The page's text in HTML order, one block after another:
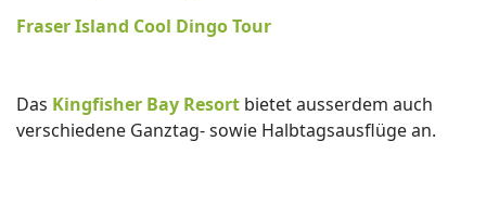
Fraser Island Cool Dingo Tour
Das Kingfisher Bay Resort bietet ausserdem auch
verschiedene Ganztag- sowie Halbtagsausflüge an.